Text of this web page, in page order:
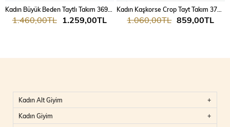
Kadın Büyük Beden Taytlı Takım 3697-23
1.259,00TL
1.460,00TL
Kadın Kaşkorse Crop Tayt Takım 3727-23
859,00TL
1.060,00TL
Kadın Alt Giyim
Kadın Giyim